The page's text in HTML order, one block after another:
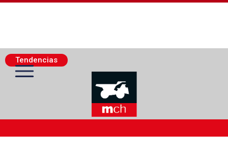
Tendencias
Actualidad Minera